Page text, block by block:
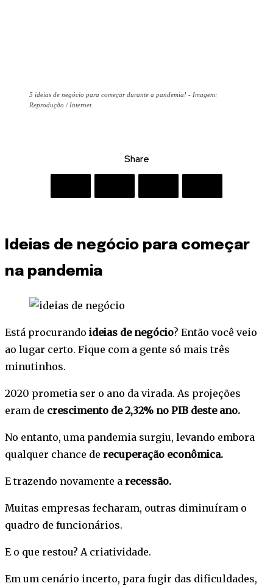
5 ideias de negócio para começar durante a pandemia! - Imagem:
Reprodução / Internet.
Share
Ideias de negócio para começar
na pandemia
Está procurando ideias de negócio? Então você veio
ao lugar certo. Fique com a gente só mais três
minutinhos.
2020 prometia ser o ano da virada. As projeções
eram de crescimento de 2,32% no PIB deste ano.
No entanto, uma pandemia surgiu, levando embora
qualquer chance de recuperação econômica.
E trazendo novamente a recessão.
Muitas empresas fecharam, outras diminuíram o
quadro de funcionários.
E o que restou? A criatividade.
Em um cenário incerto, para fugir das dificuldades,